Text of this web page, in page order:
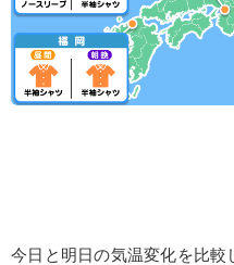
今日と明日の気温変化を比較